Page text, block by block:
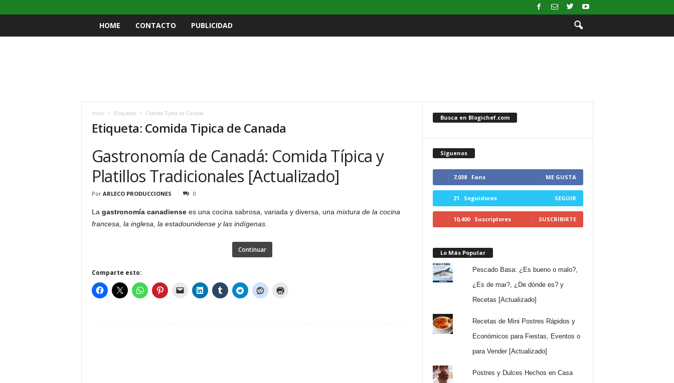
HOME CONTACTO PUBLICIDAD
Inicio Etiquetas Comida Tipica de Canada
Etiqueta: Comida Tipica de Canada
Gastronomía de Canadá: Comida Típica y
Platillos Tradicionales [Actualizado]
Por ARLECO PRODUCCIONES 0
La gastronomía canadiensees una cocina sabrosa, variada y diversa, una mixtura de la cocina
francesa, la inglesa, la estadounidense y las indígenas.
Continuar
Comparte esto:
Busca en Blogichef.com
Síguenos
7,038 Fans ME GUSTA
21 Seguidores SEGUIR
10,400 Suscriptores SUSCRIBIRTE
Lo Más Popular
Pescado Basa: ¿Es bueno o malo?,
¿Es de mar?, ¿De dónde es? y
Recetas [Actualizado]
Recetas de Mini Postres Rápidos y
Económicos para Fiestas, Eventos o
para Vender [Actualizado]
Postres y Dulces Hechos en Casa